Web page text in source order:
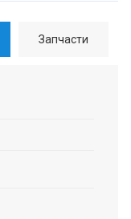
Запчасти